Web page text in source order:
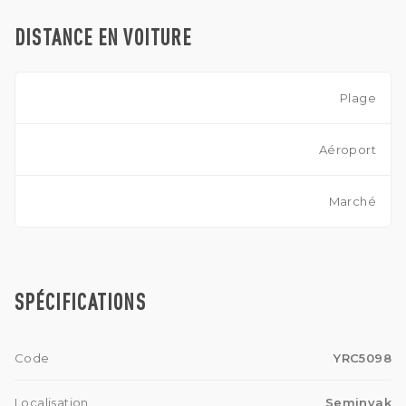
DISTANCE EN VOITURE
Plage
Aéroport
Marché
SPÉCIFICATIONS
Code YRC5098
Localisation Seminyak